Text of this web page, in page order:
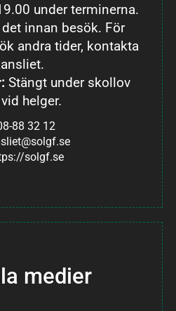
under terminerna.
innan besök. För
andra tider, kontakta
Stängt under skollov
helger.
88 32 12
solgf.se
medier